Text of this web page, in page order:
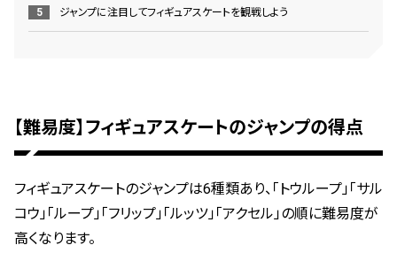
ジャンプに注目してフィギュアスケートを観戦しよう
【難易度】フィギュアスケートのジャンプの得点
フィギュアスケートのジャンプは6種類あり、「トウループ」「サル
コウ」「ループ」「フリップ」「ルッツ」「アクセル」の順に難易度が
高くなります。